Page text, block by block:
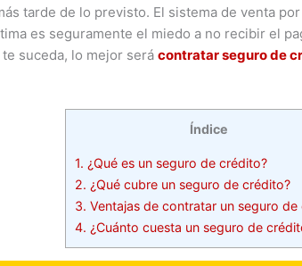
tarde de lo previsto. El sistema de venta
es seguramente el miedo a no recibir el
suceda, lo mejor será contratar seguro de
Índice
1. ¿Qué es un seguro de crédito?
2. ¿Qué cubre un seguro de crédito?
3. Ventajas de contratar un seguro de
4. ¿Cuánto cuesta un seguro de